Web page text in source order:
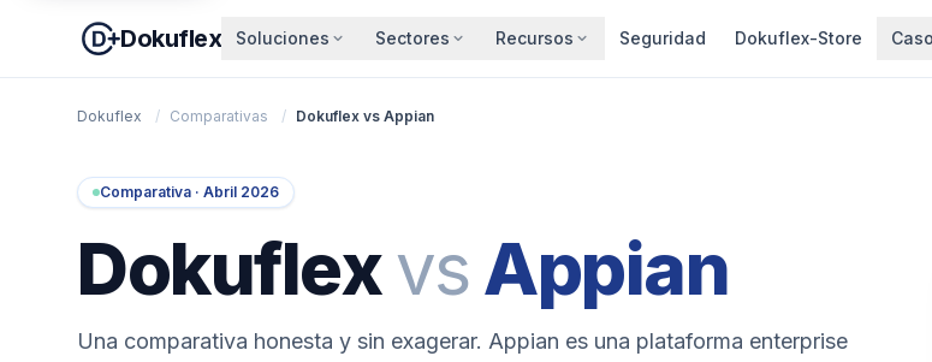
Dokuflex Soluciones Sectores Recursos Seguridad Dokuflex-Store
Dokuflex / Comparativas / Dokuflex vs Appian
Comparativa · Abril 2026
DokuflexvsAppian
Una comparativa honesta y sin exagerar. Appian es una plataforma enterprise